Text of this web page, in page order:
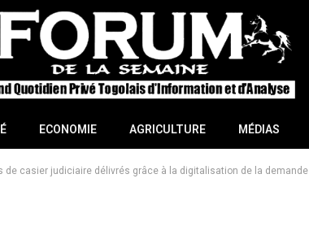
ECONOMIE AGRICULTURE MÉDIAS
de casier judiciaire délivrés grâce à la digitalisation de la demande